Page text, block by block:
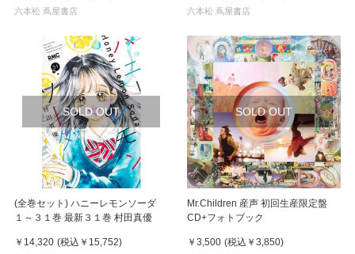
六本松 蔦屋書店 六本松 蔦屋書店
SOLD OUT
(全巻セット) ハニーレモンソーダ
１～３１巻 最新３１巻 村田真優
￥14,320 (税込 ￥15,752)
SOLD OUT
Mr.Children 産声 初回生産限定盤
CD+フォトブック
￥3,500 (税込 ￥3,850)